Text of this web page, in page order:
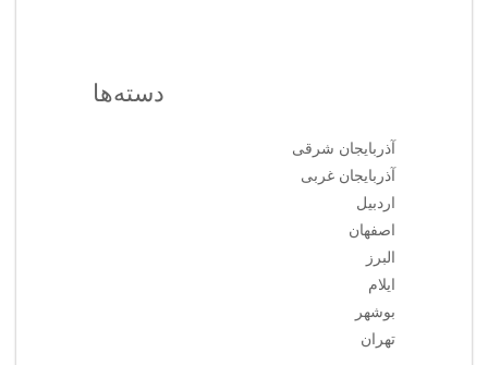
دسته‌ها
آذربایجان شرقی
آذربایجان غربی
اردبیل
اصفهان
البرز
ایلام
بوشهر
تهران